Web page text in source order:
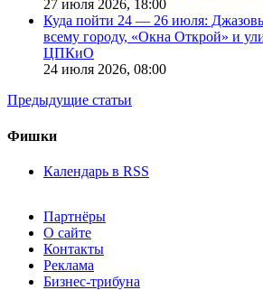
27 июля 2026, 18:00
Куда пойти 24 — 26 июля:
всему городу, «Окна Открой» и
ЦПКиО
24 июля 2026, 08:00
Предыдущие статьи
Фишки
Календарь в RSS
Партнёры
О сайте
Контакты
Реклама
Бизнес-трибуна